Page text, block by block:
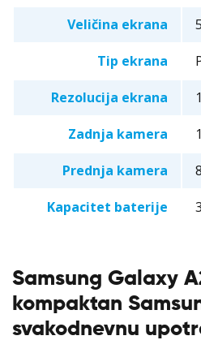
Veličina ekrana
Tip ekrana
Rezolucija ekrana
Zadnja kamera
Prednja kamera
Kapacitet baterije
Samsung Galaxy
kompaktan
svakodnevnu